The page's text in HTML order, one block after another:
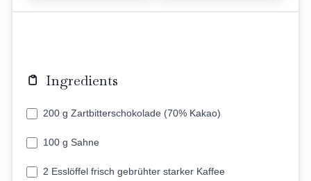
Ingredients
200 g Zartbitterschokolade (70% Kakao)
100 g Sahne
2 Esslöffel frisch gebrühter starker Kaffee